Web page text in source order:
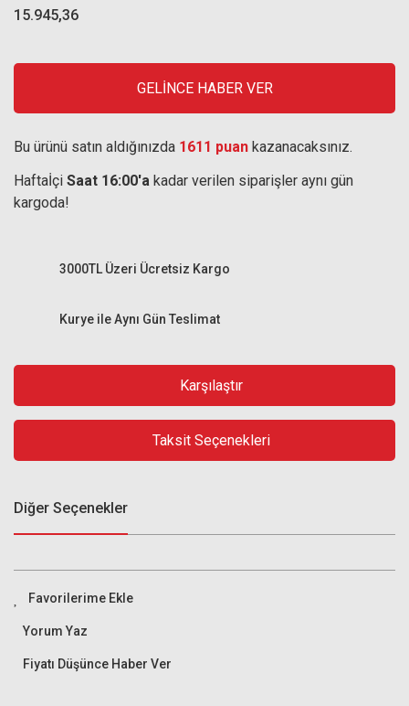
15.945,36
GELİNCE HABER VER
Bu ürünü satın aldığınızda 1611 puan kazanacaksınız.
Haftaİçi Saat 16:00'a kadar verilen siparişler aynı gün
kargoda!
Kurye ile Aynı Gün Teslimat
3000TL Üzeri Ücretsiz Kargo
Karşılaştır
Taksit Seçenekleri
Diğer Seçenekler
Yorum Yaz
Fiyatı Düşünce Haber Ver